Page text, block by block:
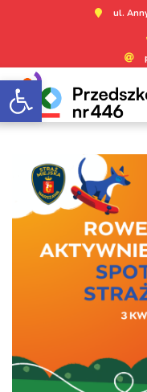
Otwórz
ul.